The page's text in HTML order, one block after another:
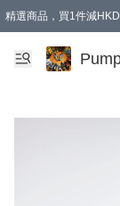
精選商品，買1件減
AAPE商品,會員專享9
精選商品，任選買2件
購物滿 HKD 800.00即